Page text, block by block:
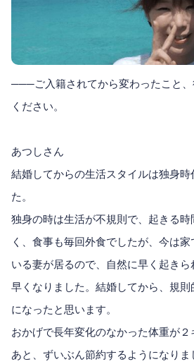
───ご入籍されてから変わったこと、
ください。
あつしさん
結婚してからの生活スタイルは独身時
た。
独身の時は生活が不規則で、起きる
く、食事も毎回外食でしたが、今は
いる妻が居るので、自然に早く起き
早くなりました。結婚してから、規則
になったと思います。
おかげで長年変化のなかった体重が２
あと、ずいぶん節約するようになり